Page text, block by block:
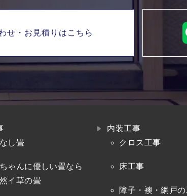
せ・ お見積りはこちら
し畳
ゃんに優しい畳なら
イ草の畳
内装工事
クロス工事
床工事
障子・襖・網戸